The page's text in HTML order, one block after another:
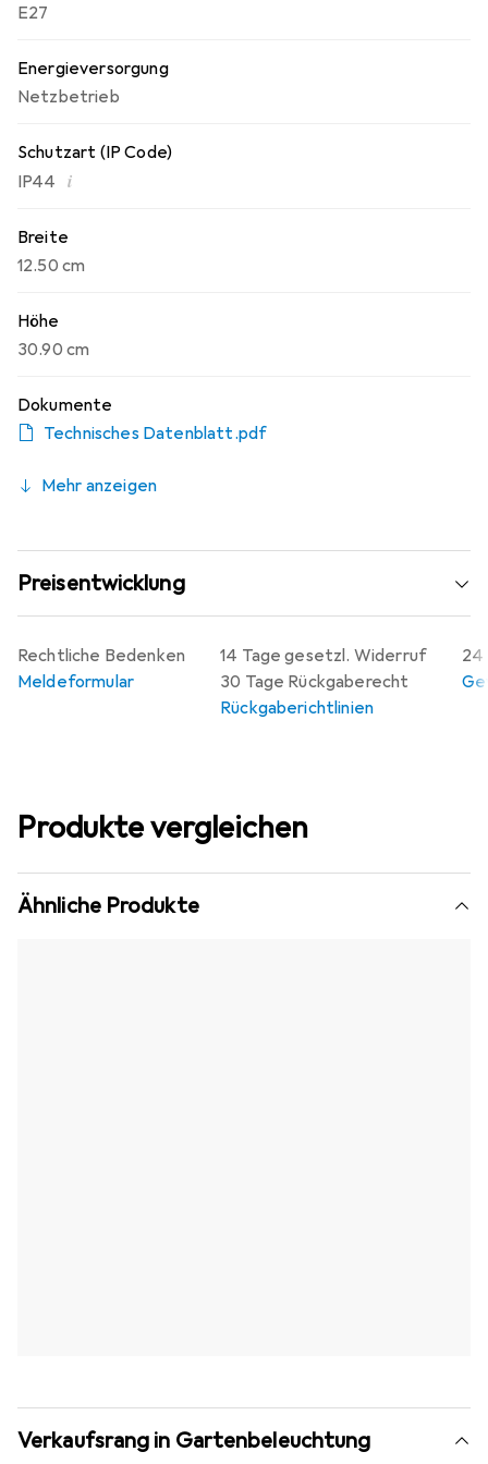
E27
Energieversorgung
Netzbetrieb
Schutzart (IP Code)
IP44 i
Breite
12.50 cm
Höhe
30.90 cm
Dokumente
Technisches Datenblatt.pdf
Mehr anzeigen
Preisentwicklung
14 Tage gesetzl. Widerruf
30 Tage Rückgaberecht
Rückgaberichtlinien
24
Rechtliche Bedenken
Meldeformular
Produkte vergleichen
Ähnliche Produkte
Verkaufsrang in Gartenbeleuchtung